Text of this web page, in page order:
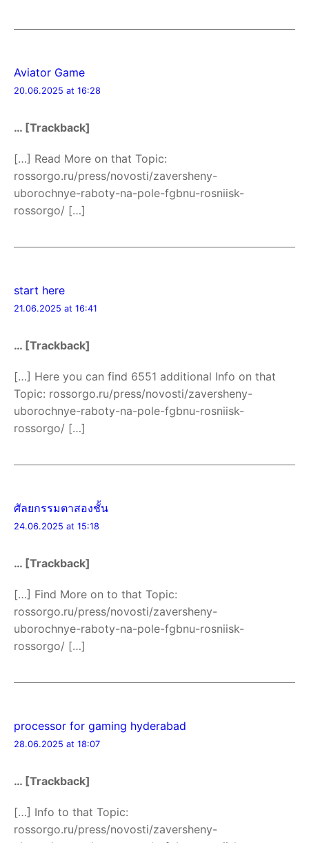
Aviator Game
20.06.2025 at 16:28
… [Trackback]
[…] Read More on that Topic:
rossorgo.ru/press/novosti/zaversheny-
uborochnye-raboty-na-pole-fgbnu-rosniisk-
rossorgo/ […]
start here
21.06.2025 at 16:41
… [Trackback]
[…] Here you can find 6551 additional Info on that
Topic: rossorgo.ru/press/novosti/zaversheny-
uborochnye-raboty-na-pole-fgbnu-rosniisk-
rossorgo/ […]
ศัลยกรรมตาสองชั้น
24.06.2025 at 15:18
… [Trackback]
[…] Find More on to that Topic:
rossorgo.ru/press/novosti/zaversheny-
uborochnye-raboty-na-pole-fgbnu-rosniisk-
rossorgo/ […]
processor for gaming hyderabad
28.06.2025 at 18:07
… [Trackback]
[…] Info to that Topic:
rossorgo.ru/press/novosti/zaversheny-